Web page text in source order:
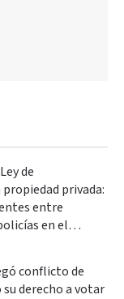
de
privada:
entre
en el
conflicto de
derecho a votar